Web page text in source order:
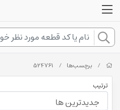
/ برچسب‌ها /
524761
ترتیب